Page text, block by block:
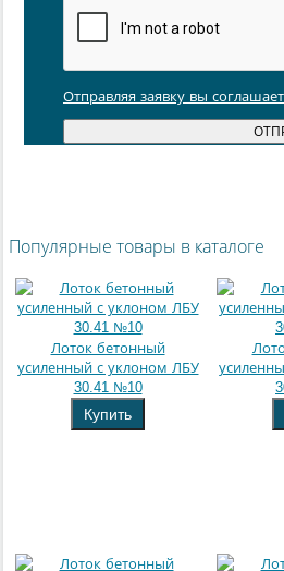
Отправляя заявку вы
Популярные товары в каталоге
Лоток бетонный
усиленный с уклоном ЛБУ
30.41 №10
Купить